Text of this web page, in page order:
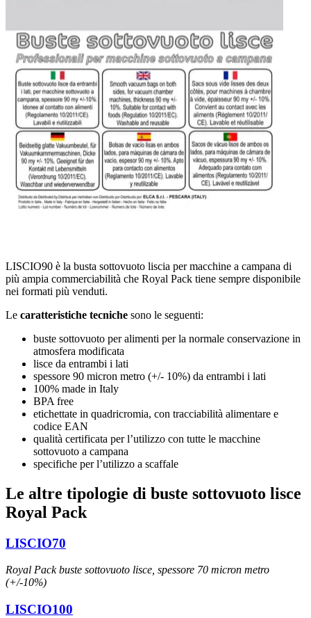
LISCIO90 è la busta sottovuoto liscia per macchine a campana di
più ampia commerciabilità che Royal Pack tiene sempre disponibile
nei formati più venduti.
Le caratteristiche tecniche sono le seguenti:
buste sottovuoto per alimenti per la normale conservazione in
atmosfera modificata
lisce da entrambi i lati
spessore 90 micron metro (+/- 10%) da entrambi i lati
100% made in Italy
BPA free
etichettate in quadricromia, con tracciabilità alimentare e
codice EAN
qualità certificata per l’utilizzo con tutte le macchine
sottovuoto a campana
specifiche per l’utilizzo a scaffale
Le altre tipologie di buste sottovuoto lisce
Royal Pack
LISCIO70
Royal Pack buste sottovuoto lisce, spessore 70 micron metro
(+/-10%)
LISCIO100